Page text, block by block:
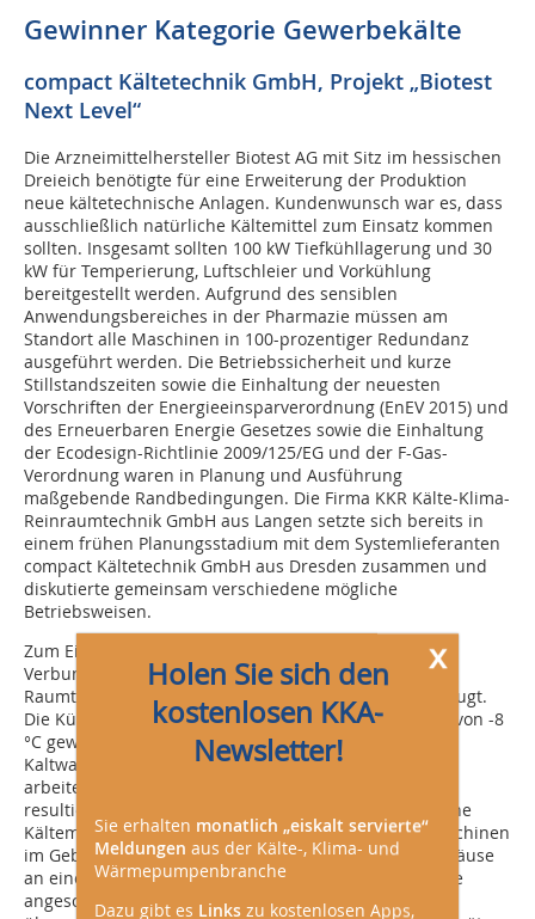
Gewinner Kategorie Gewerbekälte
compact Kältetechnik GmbH, Projekt „Biotest
Next Level“
Die Arzneimittelhersteller Biotest AG mit Sitz im hessischen
Dreieich benötigte für eine Erweiterung der Produktion
neue kältetechnische Anlagen. Kundenwunsch war es, dass
ausschließlich natürliche Kältemittel zum Einsatz kommen
sollten. Insgesamt sollten 100 kW Tiefkühllagerung und 30
kW für Temperierung, Luftschleier und Vorkühlung
bereitgestellt werden. Aufgrund des sensiblen
Anwendungsbereiches in der Pharmazie müssen am
Standort alle Maschinen in 100-prozentiger Redundanz
ausgeführt werden. Die Betriebssicherheit und kurze
Stillstandszeiten sowie die Einhaltung der neuesten
Vorschriften der Energieeinsparverordnung (EnEV 2015) und
des Erneuerbaren Energie Gesetzes sowie die Einhaltung
der Ecodesign-Richtlinie 2009/125/EG und der F-Gas-
Verordnung waren in Planung und Ausführung
maßgebende Randbedingungen. Die Firma KKR Kälte-Klima-
Reinraumtechnik GmbH aus Langen setzte sich bereits in
einem frühen Planungsstadium mit dem Systemlieferanten
compact Kältetechnik GmbH aus Dresden zusammen und
diskutierte gemeinsam verschiedene mögliche
Betriebsweisen.
Zum Einsatz kam letztlich ein System mit vier CO
Verbundanlagen, das mit Direktexpansion eine
Raumtemperatur von -35 °C in den Lagerräumen erzeugt.
Die Kühlung dieser Kaskadenstufen wird mittels Sole von -8
°C gewährleistet. Zur Soleerzeugung plante man acht
Kaltwassersätze ein, die mit dem Kältemittel Propan
arbeiten. Die acht Maschinen und die daraus
resultierenden acht Einzelkreisläufe ermöglichen kleine
Kältemittelfüllmengen je Kreislauf. Da die Propanmaschinen
im Gebäude stehen, sind die Kaltwassersätze mit Gehäuse
an eine permanent in Betrieb befindliche Abluftanlage
angeschlossen und werden über eine Gaswarnanlage
x
Holen Sie sich den
kostenlosen KKA-
Newsletter!
Sie erhalten monatlich „eiskalt servierte“
Meldungen aus der Kälte-, Klima- und
Wärmepumpenbranche
Dazu gibt es Links zu kostenlosen Apps,